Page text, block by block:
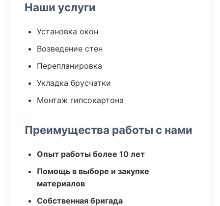
Наши услуги
Установка окон
Возведение стен
Перепланировка
Укладка брусчатки
Монтаж гипсокартона
Преимущества работы с нами
Опыт работы более 10 лет
Помощь в выборе и закупке
материалов
Собственная бригада